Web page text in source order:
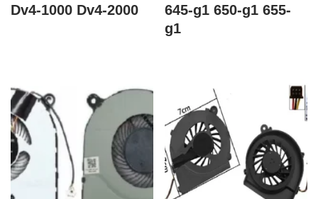
Dv4-1000 Dv4-2000
645-g1 650-g1 655-
g1